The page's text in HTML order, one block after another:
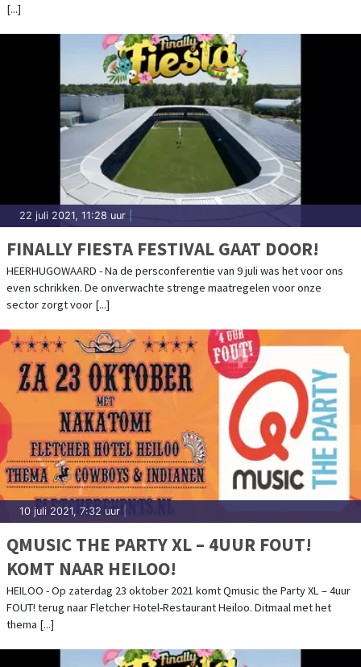
[...]
22 juli 2021, 11:28 uur
FINALLY FIESTA FESTIVAL GAAT DOOR!
HEERHUGOWAARD - Na de persconferentie van 9 juli was het voor ons
even schrikken. De onverwachte strenge maatregelen voor onze
sector zorgt voor [...]
10 juli 2021, 7:32 uur
QMUSIC THE PARTY XL – 4UUR FOUT!
KOMT NAAR HEILOO!
HEILOO - Op zaterdag 23 oktober 2021 komt Qmusic the Party XL – 4uur
FOUT! terug naar Fletcher Hotel-Restaurant Heiloo. Ditmaal met het
thema [...]